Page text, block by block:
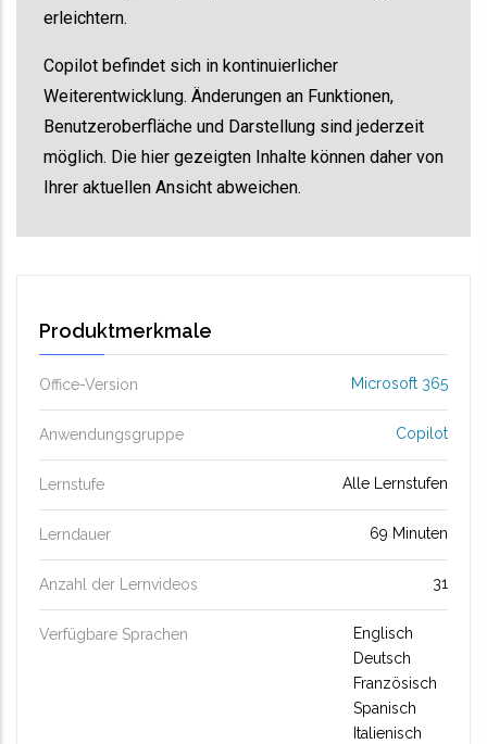
erleichtern.
Copilot befindet sich in kontinuierlicher
Weiterentwicklung. Änderungen an Funktionen,
Benutzeroberfläche und Darstellung sind jederzeit
möglich. Die hier gezeigten Inhalte können daher von
Ihrer aktuellen Ansicht abweichen.
Produktmerkmale
Office-Version Microsoft 365
Anwendungsgruppe Copilot
Lernstufe Alle Lernstufen
Lerndauer 69 Minuten
Anzahl der Lernvideos 31
Verfügbare Sprachen
Englisch
Deutsch
Französisch
Spanisch
Italienisch